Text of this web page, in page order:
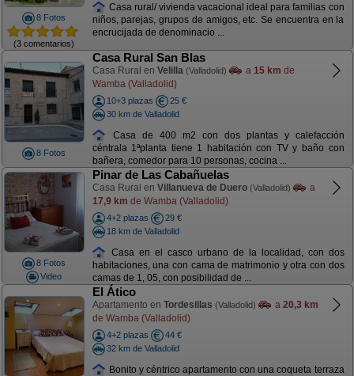
8 Fotos
(3 comentarios)
Casa rural/ vivienda vacacional ideal para familias con
niños, parejas, grupos de amigos, etc. Se encuentra en la
encrucijada de denominacio ...
8 Fotos
Casa Rural San Blas
Casa Rural en Velilla (Valladolid) a 15 km de
Wamba (Valladolid)
10+3 plazas
25 €
30 km de Valladolid
Casa de 400 m2 con dos plantas y calefacción
céntrala 1ªplanta tiene 1 habitación con TV y baño con
bañera, comedor para 10 personas, cocina ...
8 Fotos
Video
Pinar de Las Cabañuelas
Casa Rural en Villanueva de Duero (Valladolid)
a
17,9 km de Wamba (Valladolid)
4+2 plazas
29 €
18 km de Valladolid
Casa en el casco urbano de la localidad, con dos
habitaciones, una con cama de matrimonio y otra con dos
camas de 1, 05, con posibilidad de ...
El Ático
Apartamento en Tordesillas (Valladolid) a 20,3 km
de Wamba (Valladolid)
4+2 plazas
44 €
32 km de Valladolid
Bonito y céntrico apartamento con una coqueta terraza